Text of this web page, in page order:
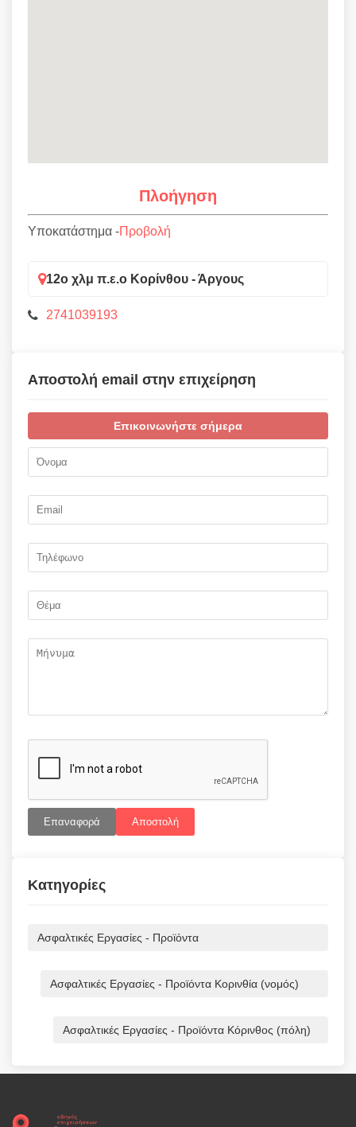
Πλοήγηση
Υποκατάστημα -Προβολή
12ο χλμ π.ε.ο Κορίνθου - Άργους
2741039193
Αποστολή email στην επιχείρηση
Επικοινωνήστε σήμερα
Επαναφορά Αποστολή
Κατηγορίες
Ασφαλτικές Εργασίες - Προϊόντα
Ασφαλτικές Εργασίες - Προϊόντα Κορινθία (νομός)
Ασφαλτικές Εργασίες - Προϊόντα Κόρινθος (πόλη)